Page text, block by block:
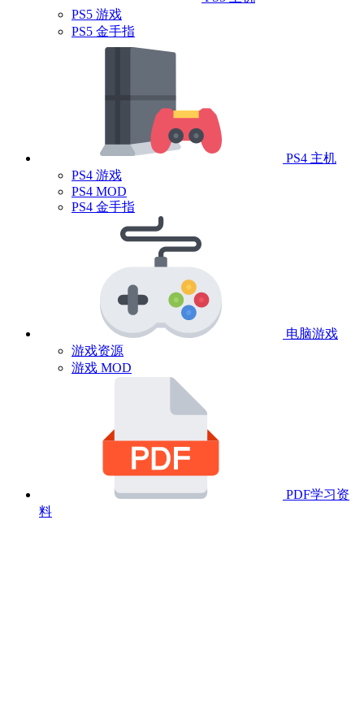
PS5 游戏
PS5 金手指
PS4 主机
PS4 游戏
PS4 MOD
PS4 金手指
电脑游戏
游戏资源
游戏 MOD
PDF学习资
料